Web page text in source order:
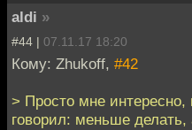
aldi »
#44 | 07.11.17 18:20
Кому: Zhukoff, #42
> Просто мне
говорил: меньше